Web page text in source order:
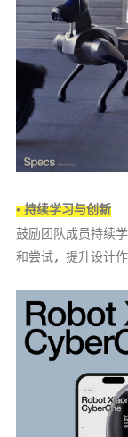
• 持续学习与创新
鼓励团队成员持续
和尝试，提升设计